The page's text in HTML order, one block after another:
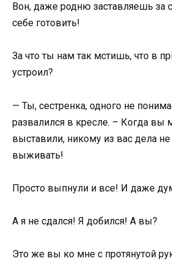
Вон, даже родню заставляешь за
себе готовить!
За что ты нам так мстишь, что в
устроил?
— Ты, сестренка, одного не
развалился в кресле. – Когда вы
выставили, никому из вас дела
выживать!
Просто выпнули и все! И даже
А я не сдался! Я добился! А вы?
Это же вы ко мне с протянутой